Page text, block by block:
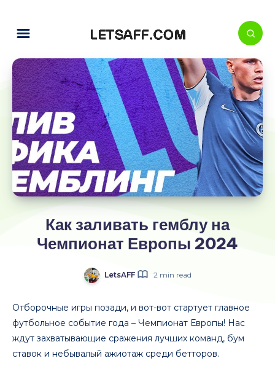
Как заливать гемблу на
Чемпионат Европы 2024
LetsAFF 2 min read
Отборочные игры позади, и вот-вот стартует главное
футбольное событие года – Чемпионат Европы! Нас
ждут захватывающие сражения лучших команд, бум
ставок и небывалый ажиотаж среди бетторов.